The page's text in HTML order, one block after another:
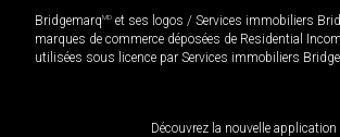
BridgemarqMD et ses logos / Services immobiliers
marques de commerce déposées de Residential
utilisées sous licence par Services immobiliers
Découvrez la nouvelle application